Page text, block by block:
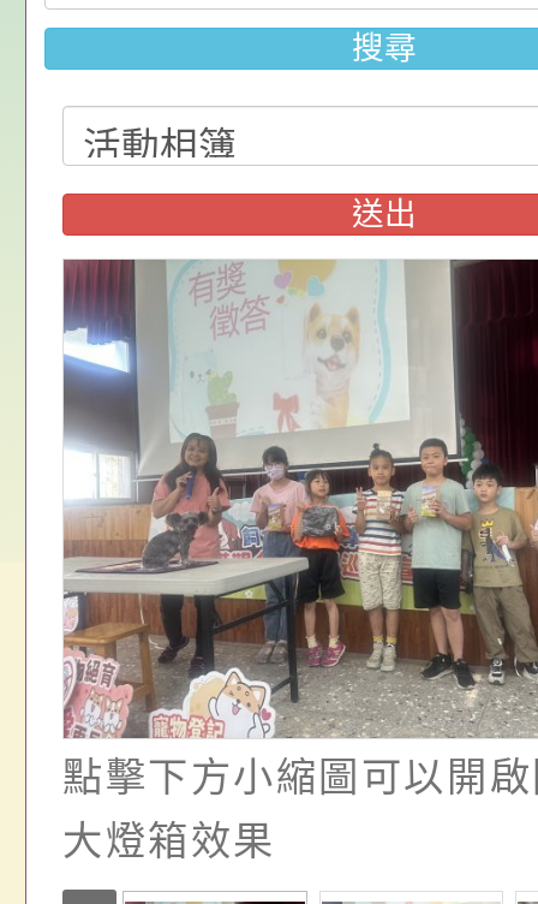
請，請查照。
祝活動」海報電子檔
位協助鼓勵所屬同仁
關（構）、學校、民
名參加，請查照
員退休所得重審後實
算器」，公立學校退
亦可利用
「2026桃園市孔廟
動—儒門初開 智慧
桃園市政府家庭教育
家8月課程資訊」、
電影營」、「祖孫樂
「愛『原原』不絕-
樂會」、「邁向下一
列講座及成長團體」
轉知內政部函以，有
員會函釋公務員留職
赴陸應申請許可一案
中興國民小學115學
期第1次第7-9招代課
甄選公告
本校「115學年度國
校課程計畫」核定一
轉知教育部國民及學
辦理「115年度教育
前教育署辦理性別平
置課程與教學人才庫
畫」一案， 請教師
請，請查照。
公告:桃園市政府腸
施問答集
轉知:桃園市交通局
減碳存摺2.0」全民
桃園市政府家庭教育
年度祖孫樂淘桃－祖
祝活動」海報電子檔
位協助鼓勵所屬同仁
關（構）、學校、民
名參加，請查照
轉知有關銓敘部建置
員退休所得重審後實
算器」，公立學校退
亦可利用
搜尋
送出
點擊下方小縮圖可以開
大燈箱效果